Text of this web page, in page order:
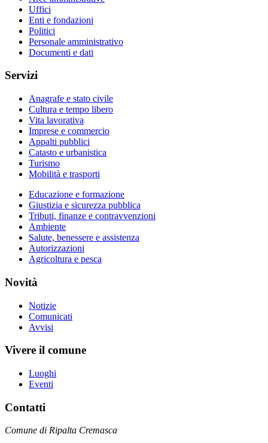
Uffici
Enti e fondazioni
Politici
Personale amministrativo
Documenti e dati
Servizi
Anagrafe e stato civile
Cultura e tempo libero
Vita lavorativa
Imprese e commercio
Appalti pubblici
Catasto e urbanistica
Turismo
Mobilità e trasporti
Educazione e formazione
Giustizia e sicurezza pubblica
Tributi, finanze e contravvenzioni
Ambiente
Salute, benessere e assistenza
Autorizzazioni
Agricoltura e pesca
Novità
Notizie
Comunicati
Avvisi
Vivere il comune
Luoghi
Eventi
Contatti
Comune di Ripalta Cremasca